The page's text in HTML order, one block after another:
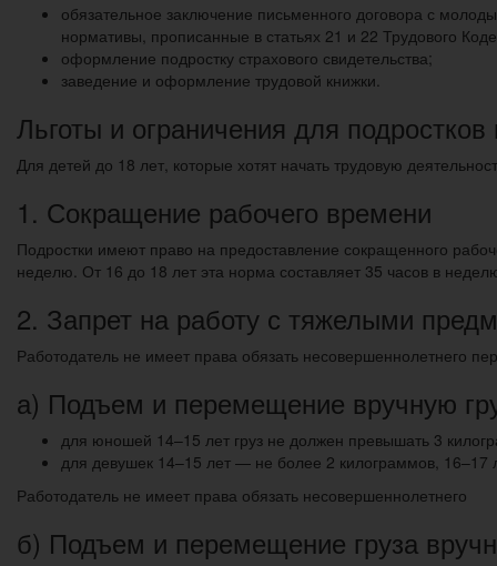
обязательное заключение письменного договора с
нормативы, прописанные в статьях 21 и 22 Трудового
оформление подростку страхового свидетельства;
заведение и оформление трудовой книжки.
Льготы и ограничения для
Для детей до 18 лет, которые хотят начать трудовую
1. Сокращение рабочего времени
Подростки имеют право на предоставление сокращенного
неделю. От 16 до 18 лет эта норма составляет 35 часов в
2. Запрет на работу с тяжелыми
Работодатель не имеет права обязать несовершеннолетнего
а) Подъем и перемещение вручную
для юношей 14–15 лет груз не должен превышать 3
для девушек 14–15 лет — не более 2 килограммов,
Работодатель не имеет права обязать несовершеннолетнего
б) Подъем и перемещение груза